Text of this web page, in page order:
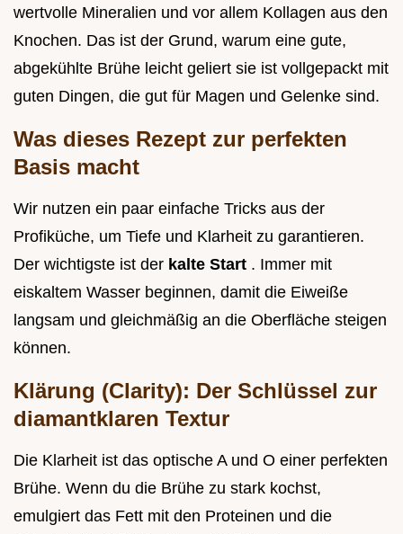
wertvolle Mineralien und vor allem Kollagen aus den
Knochen. Das ist der Grund, warum eine gute,
abgekühlte Brühe leicht geliert sie ist vollgepackt mit
guten Dingen, die gut für Magen und Gelenke sind.
Was dieses Rezept zur perfekten
Basis macht
Wir nutzen ein paar einfache Tricks aus der
Profiküche, um Tiefe und Klarheit zu garantieren.
Der wichtigste ist der kalte Start . Immer mit
eiskaltem Wasser beginnen, damit die Eiweiße
langsam und gleichmäßig an die Oberfläche steigen
können.
Klärung (Clarity): Der Schlüssel zur
diamantklaren Textur
Die Klarheit ist das optische A und O einer perfekten
Brühe. Wenn du die Brühe zu stark kochst,
emulgiert das Fett mit den Proteinen und die